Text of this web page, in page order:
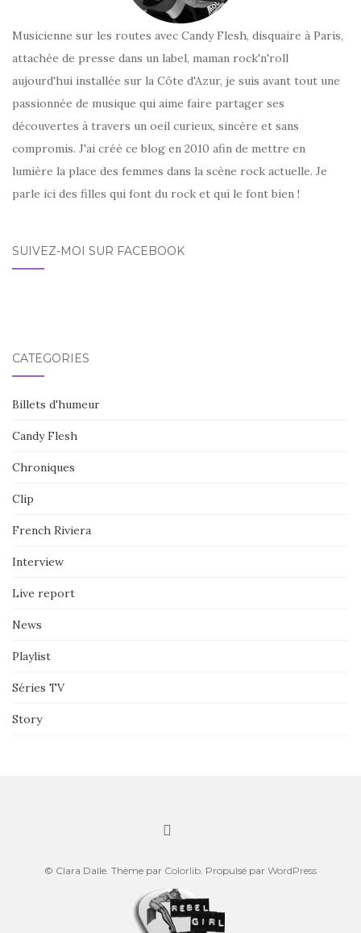
Musicienne sur les routes avec Candy Flesh, disquaire à Paris,
attachée de presse dans un label, maman rock'n'roll
aujourd'hui installée sur la Côte d'Azur, je suis avant tout une
passionnée de musique qui aime faire partager ses
découvertes à travers un oeil curieux, sincère et sans
compromis. J'ai créé ce blog en 2010 afin de mettre en
lumière la place des femmes dans la scène rock actuelle. Je
parle ici des filles qui font du rock et qui le font bien !
SUIVEZ-MOI SUR FACEBOOK
CATÉGORIES
Billets d'humeur
Candy Flesh
Chroniques
Clip
French Riviera
Interview
Live report
News
Playlist
Séries TV
Story
© Clara Dalle. Thème par Colorlib . Propulsé par WordPress